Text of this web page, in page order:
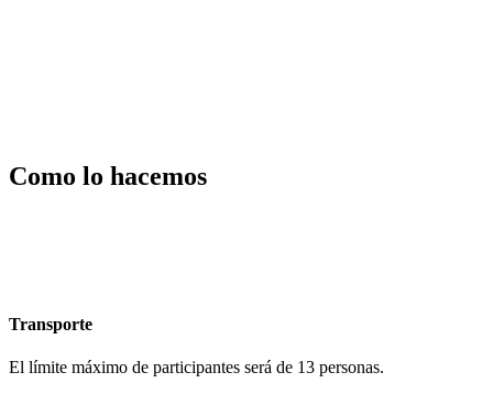
Como lo hacemos
Transporte
El límite máximo de participantes será de 13 personas.